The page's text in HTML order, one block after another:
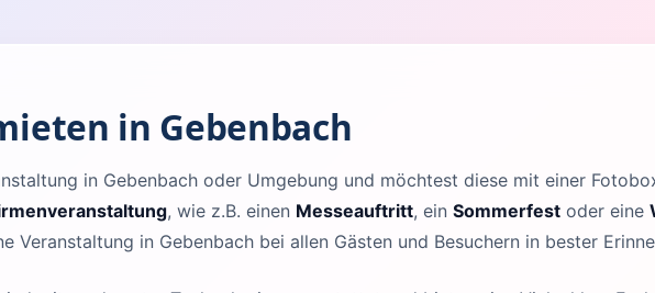
in Gebenbach
in Gebenbach oder Umgebung und möchtest diese mit einer
, wie z.B. einen Messeauftritt, ein Sommerfest oder eine
Veranstaltung in Gebenbach bei allen Gästen und Besuchern in bester